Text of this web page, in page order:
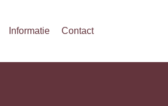
Informatie Contact